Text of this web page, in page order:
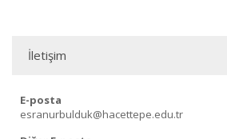
İletişim
E-posta
esranurbulduk@hacettepe.edu.tr